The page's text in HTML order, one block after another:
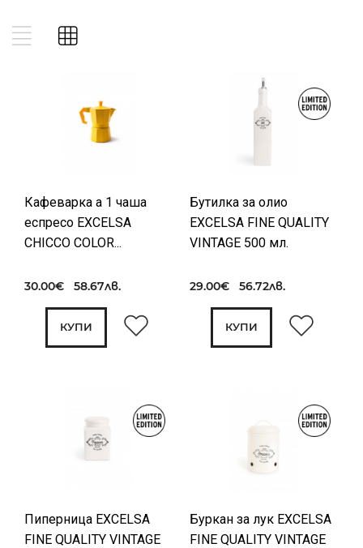
Кафеварка а 1 чаша
еспресо EXCELSA
CHICCO COLOR...
30.00€ 58.67лв.
КУПИ
Бутилка за олио
EXCELSA FINE QUALITY
VINTAGE 500 мл.
29.00€ 56.72лв.
КУПИ
Пиперница EXCELSA
FINE QUALITY VINTAGE
Буркан за лук EXCELSA
FINE QUALITY VINTAGE